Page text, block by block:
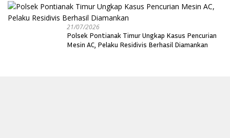
21/07/2026
Polsek Pontianak Timur Ungkap Kasus Pencurian
Mesin AC, Pelaku Residivis Berhasil Diamankan